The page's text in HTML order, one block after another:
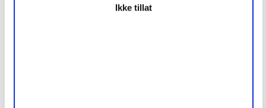
Ikke tillat